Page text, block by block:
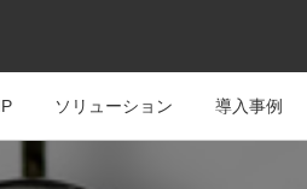
ソリューション 導入事例